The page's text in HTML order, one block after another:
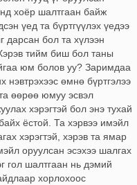
хоёр шалтгаан байж
үед та бүртгүүлэх үедээ
дарсан бол та хүлээн
тийм биш бол таны
юм болов уу? Заримдаа
нэвтрэхээс өмнө бүртгэлээ
өөрөө юмуу эсвэл
хэрэгтэй бол энэ тухай
ёстой. Та хэрвээ имэйл
хэрэгтэй, хэрэв та ямар
оруулсан эсэхээ шалгах
гол шалтгаан нь дэмий
хорлохоос